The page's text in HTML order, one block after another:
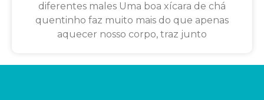
diferentes males Uma boa xícara de chá
quentinho faz muito mais do que apenas
aquecer nosso corpo, traz junto